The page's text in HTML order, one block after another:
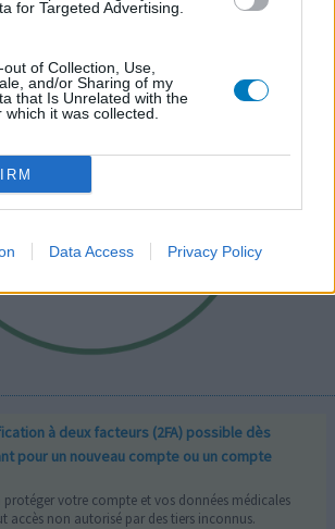
for Targeted Advertising.
of Collection, Use,
and/or Sharing of my
that Is Unrelated with the
it was collected.
Data Access Privacy Policy
à deux facteurs (2FA) possible dès
pour un nouveau compte ou un compte
protéger votre compte et vos données médicales
accès non autorisé par des tiers inconnus.